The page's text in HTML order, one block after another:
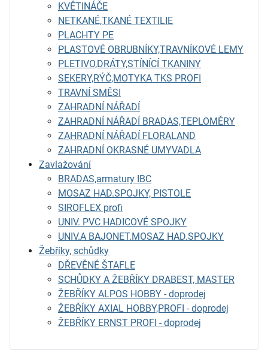
KVĚTINÁČE
NETKANÉ,TKANÉ TEXTILIE
PLACHTY PE
PLASTOVÉ OBRUBNÍKY,TRAVNÍKOVÉ LEMY
PLETIVO,DRÁTY,STÍNÍCÍ TKANINY
SEKERY,RÝČ,MOTYKA TKS PROFI
TRAVNÍ SMĚSI
ZAHRADNÍ NÁŘADÍ
ZAHRADNÍ NÁŘADÍ BRADAS,TEPLOMĚRY
ZAHRADNÍ NÁŘADÍ FLORALAND
ZAHRADNÍ OKRASNÉ UMYVADLA
Zavlažování
BRADAS,armatury IBC
MOSAZ HAD.SPOJKY, PISTOLE
SIROFLEX profi
UNIV. PVC HADICOVÉ SPOJKY
UNIV.A BAJONET.MOSAZ HAD.SPOJKY
Žebříky, schůdky
DŘEVĚNÉ ŠTAFLE
SCHŮDKY A ŽEBŘÍKY DRABEST, MASTER
ŽEBŘÍKY ALPOS HOBBY - doprodej
ŽEBŘÍKY AXIAL HOBBY,PROFI - doprodej
ŽEBŘÍKY ERNST PROFI - doprodej